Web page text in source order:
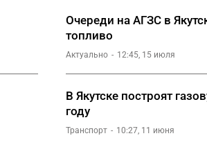
Очереди на АГЗС в
топливо
Актуально 12:45, 15 июля
В Якутске построят
году
Транспорт 10:27, 11 июня